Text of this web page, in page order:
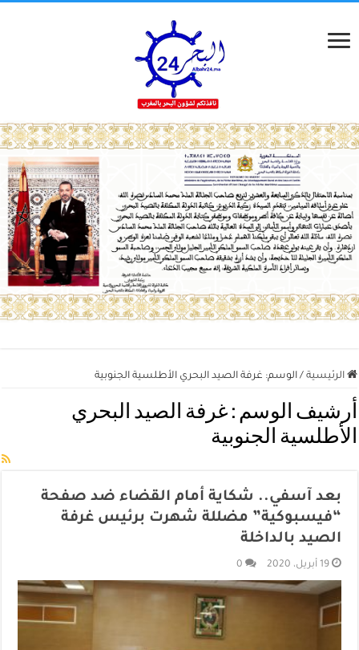
الرئيسية / الوسم: غرفة الصيد البحري الأطلسية الجنوبية
أرشيف الوسم : غرفة الصيد البحري
الأطلسية الجنوبية
بعد آسفي.. شكاية أمام القضاء ضد صفحة
“فيسبوكية” مضللة شهرت برئيس غرفة
الصيد بالداخلة
19 أبريل، 2020 0